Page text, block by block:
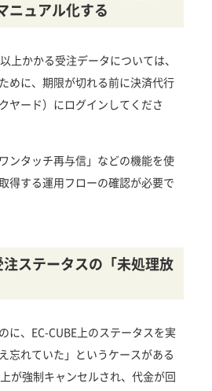
ニュアル化する
上かかる受注データについては、
めに、期限が切れる前に決済代行
ヤード）にログインしてくださ
ンタッチ再与信」などの機能を使
得する運用フローの確認が必要で
ステータスの「未処理放
に、EC-CUBE上のステータスを実
忘れていた」というケースがある
が強制キャンセルされ、代金が回